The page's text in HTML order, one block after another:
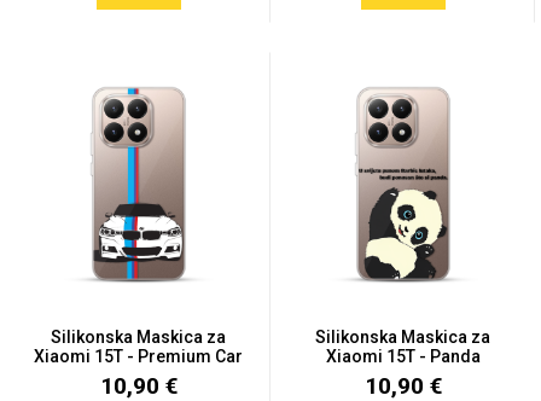
Silikonska Maskica za
Xiaomi 15T - Premium Car
10,90 €
Silikonska Maskica za
Xiaomi 15T - Panda
10,90 €